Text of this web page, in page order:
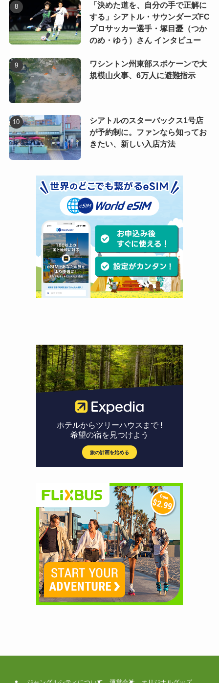
「決めた道を、自分の手で正解に
する」シアトル・サウンダーズFC
プロサッカー選手・塚目憂（つか
のめ・ゆう）さん インタビュー
ワシントン州東部スポケーンで大
規模山火事、6万人に避難指示
シアトルのスターバックス1号店
が予約制に。ファンなら知ってお
きたい、新しい入店方法